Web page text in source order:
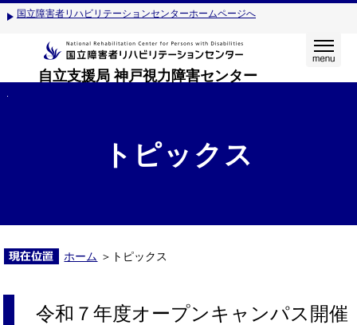
国立障害者リハビリテーションセンターホームページへ
自立支援局 神戸視力障害センター
トピックス
ホーム ＞トピックス
令和７年度オープンキャンパス開催